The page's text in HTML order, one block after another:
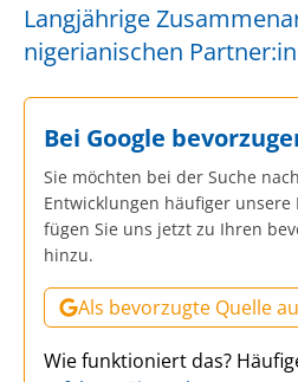
Langjährige
nigerianischen
Bei Google
Sie möchten bei der Suche
Entwicklungen häufiger unsere
fügen Sie uns jetzt zu Ihren
hinzu.
Als bevorzugte Quelle
Wie funktioniert das?